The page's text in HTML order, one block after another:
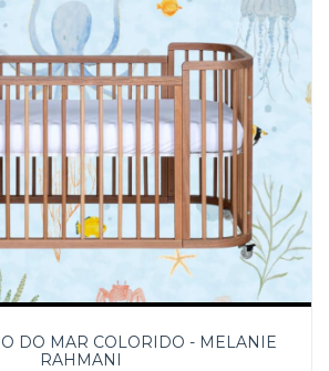
DO MAR COLORIDO - MELANIE
RAHMANI